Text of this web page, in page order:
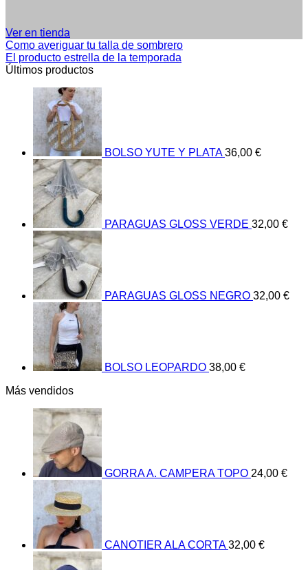
Ver en tienda
Como averiguar tu talla de sombrero
El producto estrella de la temporada
Últimos productos
BOLSO YUTE Y PLATA 36,00 €
PARAGUAS GLOSS VERDE 32,00 €
PARAGUAS GLOSS NEGRO 32,00 €
BOLSO LEOPARDO 38,00 €
Más vendidos
GORRA A. CAMPERA TOPO 24,00 €
CANOTIER ALA CORTA 32,00 €